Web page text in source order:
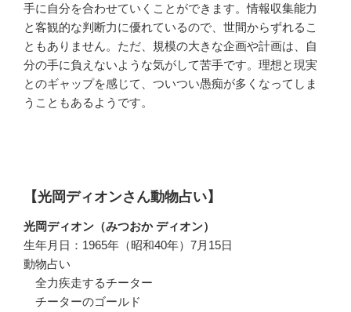
手に自分を合わせていくことができます。情報収集能力
と客観的な判断力に優れているので、世間からずれるこ
ともありません。ただ、規模の大きな企画や計画は、自
分の手に負えないような気がして苦手です。理想と現実
とのギャップを感じて、ついつい愚痴が多くなってしま
うこともあるようです。
【光岡ディオンさん動物占い】
光岡ディオン（みつおか ディオン）
生年月日：1965年（昭和40年）7月15日
動物占い
全力疾走するチーター
チーターのゴールド